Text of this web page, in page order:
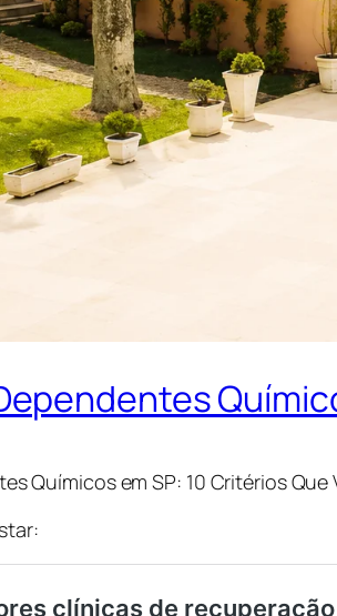
Químicos em SP: 10 Critérios Que